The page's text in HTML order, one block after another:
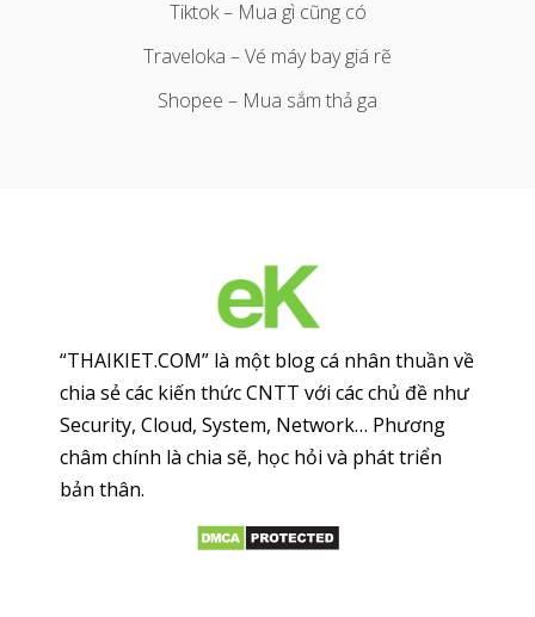
Tiktok – Mua gì cũng có
Traveloka – Vé máy bay giá rẽ
Shopee – Mua sắm thả ga
“THAIKIET.COM” là một blog cá nhân thuần về
chia sẻ các kiến thức CNTT với các chủ đề như
Security, Cloud, System, Network… Phương
châm chính là chia sẽ, học hỏi và phát triển
bản thân.